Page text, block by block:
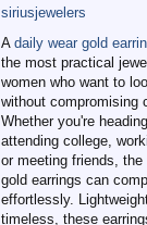
siriusjewelers
A daily wear gold
the most practical
women who want to
without compromising
Whether you're
attending college,
or meeting friends, the
gold earrings can
effortlessly.
timeless, these